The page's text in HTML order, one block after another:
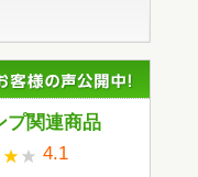
プ関連商品
4.1